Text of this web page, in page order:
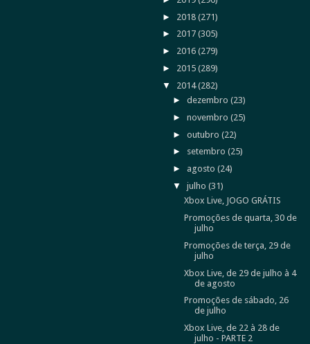
► 2018 (271)
► 2017 (305)
► 2016 (279)
► 2015 (289)
▼ 2014(282)
►dezembro(23)
►novembro(25)
►outubro(22)
► setembro(25)
► agosto(24)
▼julho(31)
Xbox Live, JOGO GRÁTIS
Promoções de quarta, 30 de
julho
Promoções de terça, 29 de
julho
Xbox Live, de 29 de julho à 4
de agosto
Promoções de sábado, 26
de julho
Xbox Live, de 22 à 28 de
julho - PARTE 2